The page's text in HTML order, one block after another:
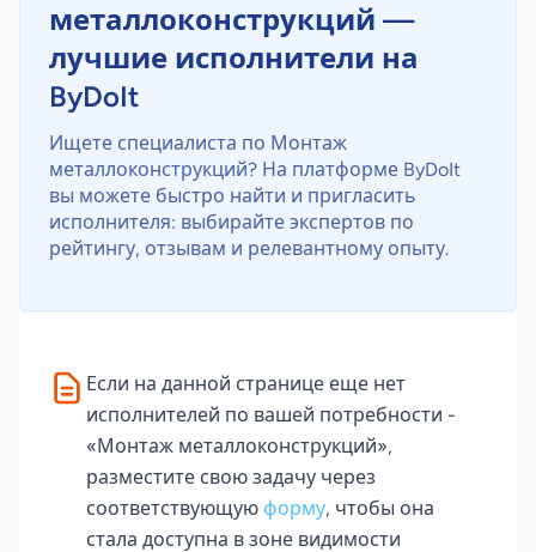
металлоконструкций —
лучшие исполнители на
ByDoIt
Ищете специалиста по Монтаж
металлоконструкций? На платформе ByDoIt
вы можете быстро найти и пригласить
исполнителя: выбирайте экспертов по
рейтингу, отзывам и релевантному опыту.
Если на данной странице еще нет
исполнителей по вашей потребности -
«Монтаж металлоконструкций»,
разместите свою задачу через
соответствующую форму, чтобы она
стала доступна в зоне видимости